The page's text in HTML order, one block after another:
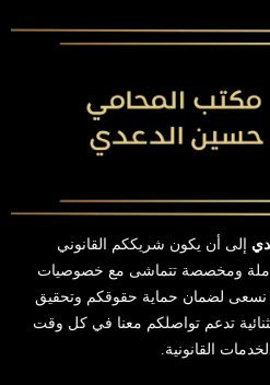
إلى أن يكون شريككم القانوني
ومخصصة تتماشى مع خصوصيات
نسعى لضمان حماية حقوقكم وتحقيق
تدعم تواصلكم معنا في كل وقت
القانونية.